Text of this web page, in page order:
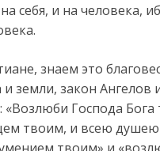
себя, и на человека,
знаем это
и земли, закон Ангелов
«Возлюби Господа Бога
твоим, и всею